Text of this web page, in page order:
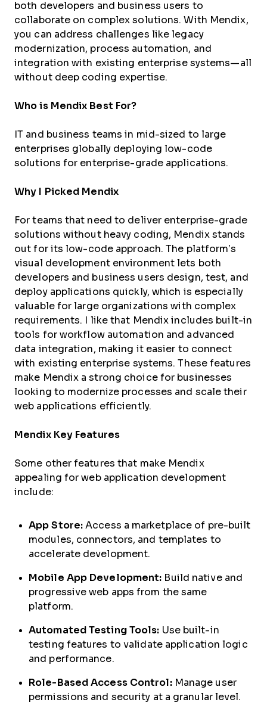
both developers and business users to
collaborate on complex solutions. With Mendix,
you can address challenges like legacy
modernization, process automation, and
integration with existing enterprise systems—all
without deep coding expertise.
Who is Mendix Best For?
IT and business teams in mid-sized to large
enterprises globally deploying low-code
solutions for enterprise-grade applications.
Why I Picked Mendix
For teams that need to deliver enterprise-grade
solutions without heavy coding, Mendix stands
out for its low-code approach. The platform’s
visual development environment lets both
developers and business users design, test, and
deploy applications quickly, which is especially
valuable for large organizations with complex
requirements. I like that Mendix includes built-in
tools for workflow automation and advanced
data integration, making it easier to connect
with existing enterprise systems. These features
make Mendix a strong choice for businesses
looking to modernize processes and scale their
web applications efficiently.
Mendix Key Features
Some other features that make Mendix
appealing for web application development
include:
App Store: Access a marketplace of pre-built
modules, connectors, and templates to
accelerate development.
Mobile App Development: Build native and
progressive web apps from the same
platform.
Automated Testing Tools: Use built-in
testing features to validate application logic
and performance.
Role-Based Access Control:Manage user
permissions and security at a granular level.